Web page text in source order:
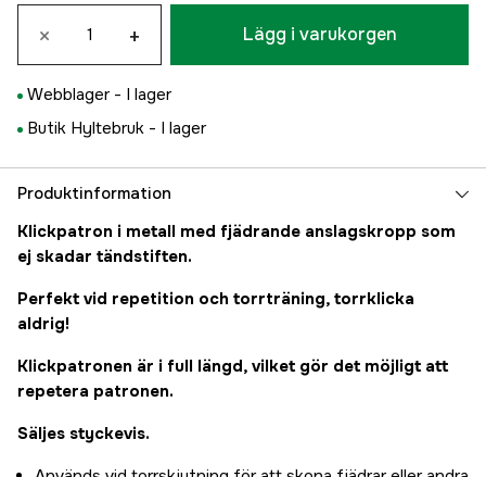
× + Lägg i varukorgen
Webblager - I lager
Butik Hyltebruk - I lager
Produktinformation
Klickpatron i metall med fjädrande anslagskropp som
ej skadar tändstiften.
Perfekt vid repetition och torrträning, torrklicka
aldrig!
Klickpatronen är i full längd, vilket gör det möjligt att
repetera patronen.
Säljes styckevis.